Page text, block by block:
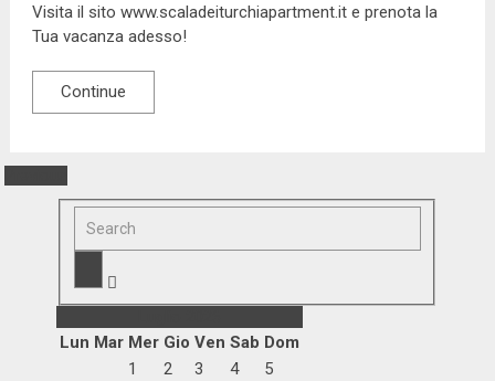
Visita il sito www.scaladeiturchiapartment.it e prenota la
Tua vacanza adesso!
Continue
Lun Mar Mer Gio Ven Sab Dom
1
2 3 4
5